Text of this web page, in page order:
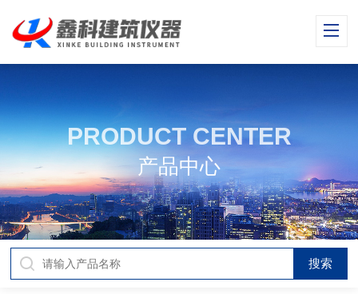
PRODUCT CENTER
产品中心